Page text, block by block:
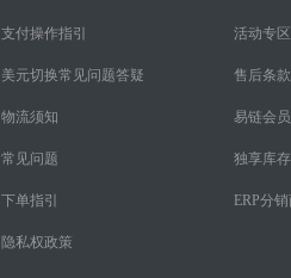
支付操作指引
美元切换常见问题答疑
物流须知
常见问题
下单指引
隐私权政策
活动专区
售后条款
易链会
独享库
ERP分